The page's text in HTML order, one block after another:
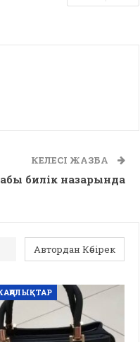
КЕЛЕСІ ЖАЗБА
билік назарында
Автордан Көбірек